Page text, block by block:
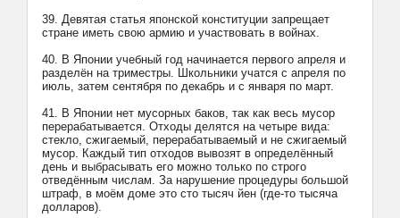
39. Девятая статья японской конституции запрещает
стране иметь свою армию и участвовать в войнах.
40. В Японии учебный год начинается первого апреля и
разделён на триместры. Школьники учатся с апреля по
июль, затем сентября по декабрь и с января по март.
41. В Японии нет мусорных баков, так как весь мусор
перерабатывается. Отходы делятся на четыре вида:
стекло, сжигаемый, перерабатываемый и не сжигаемый
мусор. Каждый тип отходов вывозят в определённый
день и выбрасывать его можно только по строго
отведённым числам. За нарушение процедуры большой
штраф, в моём доме это сто тысяч йен (где-то тысяча
долларов).